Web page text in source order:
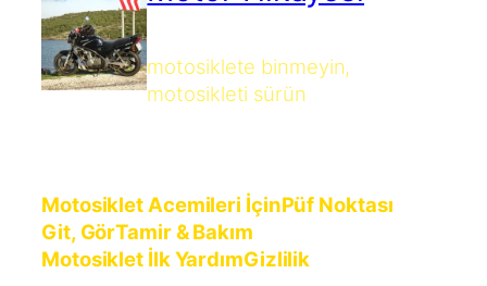
motosiklete binmeyin,
motosikleti sürün
Motosiklet Acemileri İçinPüf Noktası
Git, GörTamir & Bakım
Motosiklet İlk YardımGizlilik